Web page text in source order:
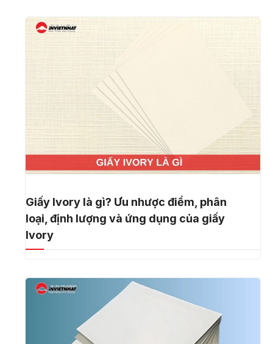
Giấy Ivory là gì? Ưu nhược điểm, phân
loại, định lượng và ứng dụng của giấy
Ivory